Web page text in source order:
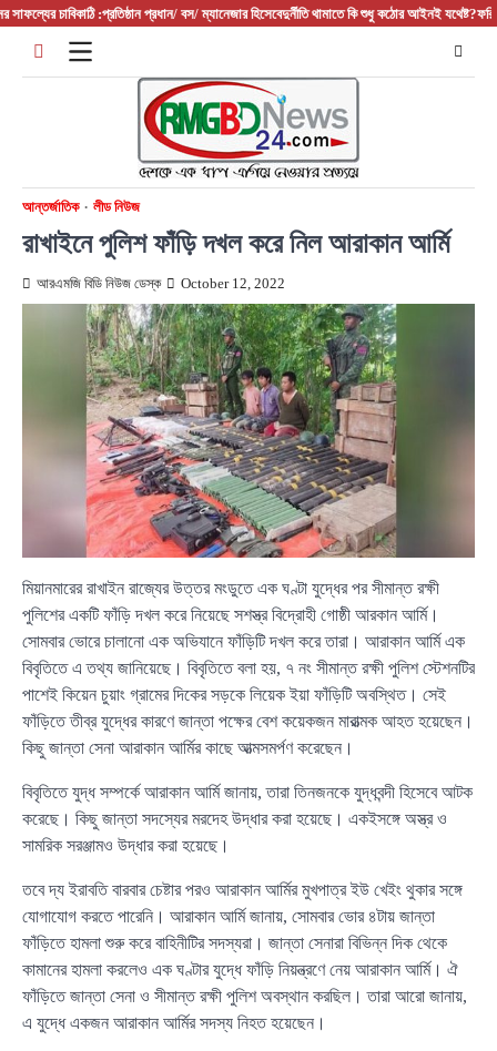
Skipচাবিকাঠি :প্রতিষ্ঠান প্রধান/ বস/ ম্যানেজার হিসেবেদুর্নীতি থামাতে কি শুধু কঠোর আইনই যথেষ্ট?
আন্তর্জাতিক লীড নিউজ
রাখাইনে পুলিশ ফাঁড়ি দখল করে নিল আরাকান আর্মি
আরএমজি বিডি নিউজ ডেস্ক October 12, 2022
মিয়ানমারের রাখাইন রাজ্যের উত্তর মংডুতে এক ঘণ্টা যুদ্ধের পর সীমান্ত রক্ষী
পুলিশের একটি ফাঁড়ি দখল করে নিয়েছে সশস্ত্র বিদ্রোহী গোষ্ঠী আরকান আর্মি।
সোমবার ভোরে চালানো এক অভিযানে ফাঁড়িটি দখল করে তারা। আরাকান আর্মি এক
বিবৃতিতে এ তথ্য জানিয়েছে। বিবৃতিতে বলা হয়, ৭ নং সীমান্ত রক্ষী পুলিশ স্টেশনটির
পাশেই কিয়েন চুয়াং গ্রামের দিকের সড়কে লিয়েক ইয়া ফাঁড়িটি অবস্থিত। সেই
ফাঁড়িতে তীব্র যুদ্ধের কারণে জান্তা পক্ষের বেশ কয়েকজন মারাত্মক আহত হয়েছেন।
কিছু জান্তা সেনা আরাকান আর্মির কাছে আত্মসমর্পণ করেছেন।
বিবৃতিতে যুদ্ধ সম্পর্কে আরাকান আর্মি জানায়, তারা তিনজনকে যুদ্ধবন্দী হিসেবে আটক
করেছে। কিছু জান্তা সদস্যের মরদেহ ‍উদ্ধার করা হয়েছে। একইসঙ্গে অস্ত্র ও
সামরিক সরঞ্জামও উদ্ধার করা হয়েছে।
তবে দ্য ইরাবতি বারবার চেষ্টার পরও আরাকান আর্মির মুখপাত্র ইউ খেইং থুকার সঙ্গে
যোগাযোগ করতে পারেনি। আরাকান আর্মি জানায়, সোমবার ভোর ৪টায় জান্তা
ফাঁড়িতে হামলা শুরু করে বাহিনীটির সদস্যরা। জান্তা সেনারা বিভিন্ন দিক থেকে
কামানের হামলা করলেও এক ঘণ্টার যুদ্ধে ফাঁড়ি নিয়ন্ত্রণে নেয় আরাকান আর্মি। ঐ
ফাঁড়িতে জান্তা সেনা ও সীমান্ত রক্ষী পুলিশ অবস্থান করছিল। তারা আরো জানায়,
এ যুদ্ধে একজন আরাকান আর্মির সদস্য নিহত হয়েছেন।